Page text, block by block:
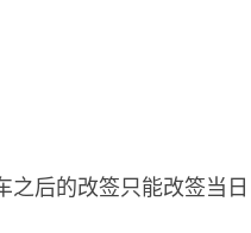
之后的改签只能改签当日